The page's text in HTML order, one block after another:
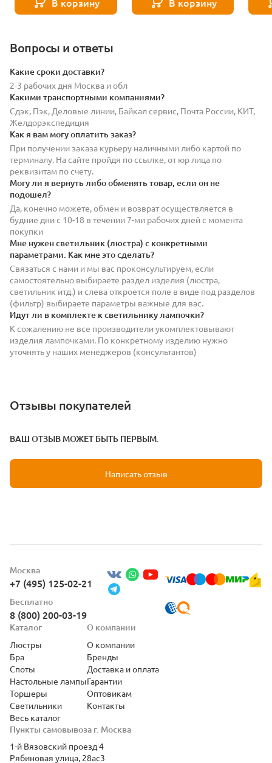
В корзину В корзину
Вопросы и ответы
Какие сроки доставки?
2-3 рабочих дня Москва и обл
Какими транспортными компаниями?
Сдэк, Пэк, Деловые линии, Байкал сервис, Почта России, КИТ,
Желдорэкспедиция
Как я вам могу оплатить заказ?
При получении заказа курьеру наличными либо картой по
терминалу. На сайте пройдя по ссылке, от юр лица по
реквизитам по счету.
Могу ли я вернуть либо обменять товар, если он не
подошел?
Да, конечно можете, обмен и возврат осуществляется в
будние дни с 10-18 в течении 7-ми рабочих дней с момента
покупки
Мне нужен светильник (люстра) с конкретными
параметрами. Как мне это сделать?
Связаться с нами и мы вас проконсультируем, если
самостоятельно выбираете раздел изделия (люстра,
светильник итд.) и слева откроется поле в виде под разделов
(фильтр) выбираете параметры важные для вас.
Идут ли в комплекте к светильнику лампочки?
К сожалению не все производители укомплектовывают
изделия лампочками. По конкретному изделию нужно
уточнять у наших менеджеров (консультантов)
Отзывы покупателей
ВАШ ОТЗЫВ МОЖЕТ БЫТЬ ПЕРВЫМ.
Написать отзыв
Москва
+7 (495) 125-02-21
Бесплатно
8 (800) 200-03-19
Пункты самовывоза г. Москва
1-й Вязовский проезд 4
Рябиновая улица, 28ас3
Каталог
Люстры
Бра
Споты
Настольные лампы
Торшеры
Светильники
Весь каталог
О компании
О компании
Бренды
Доставка и оплата
Гарантии
Оптовикам
Контакты